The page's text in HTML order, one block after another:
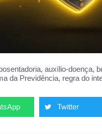
, auxílio-doença,
da Previdência, regra do
Twitter